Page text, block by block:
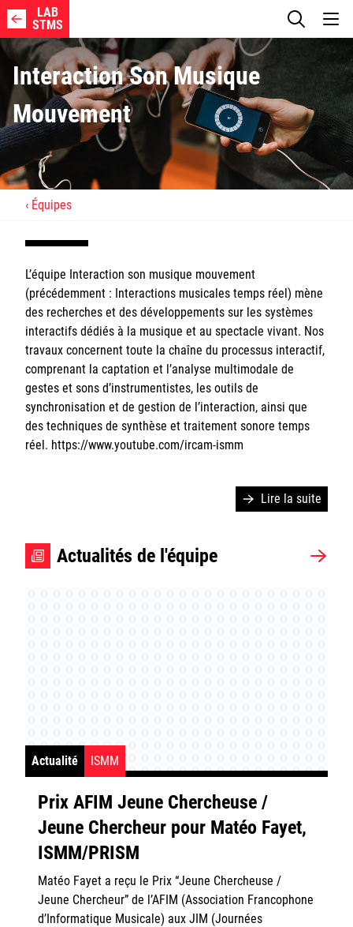
LAB
STMS
CNRS
Sorbonne Université
Login/Signup
Axes de recherche
Membres
Projets
Publications
Logiciels
Hardware
Actualités
Interaction Son Musique
Mouvement
Équipes
L’équipe Interaction son musique mouvement
(précédemment : Interactions musicales temps réel) mène
des recherches et des développements sur les systèmes
interactifs dédiés à la musique et au spectacle vivant. Nos
travaux concernent toute la chaîne du processus interactif,
comprenant la captation et l’analyse multimodale de
gestes et sons d’instrumentistes, les outils de
synchronisation et de gestion de l’interaction, ainsi que
des techniques de synthèse et traitement sonore temps
réel. https://www.youtube.com/ircam-ismm
Lire la suite
Actualités de l'équipe
Actualité ISMM
Prix AFIM Jeune Chercheuse /
Jeune Chercheur pour Matéo Fayet,
ISMM/PRISM
Matéo Fayet a reçu le Prix “Jeune Chercheuse /
Jeune Chercheur” de l’AFIM (Association Francophone
d’Informatique Musicale) aux JIM (Journées